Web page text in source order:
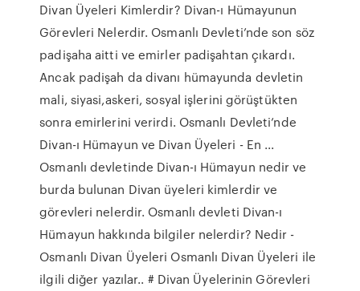
Divan Üyeleri Kimlerdir? Divan-ı Hümayunun
Görevleri Nelerdir. Osmanlı Devleti’nde son söz
padişaha aitti ve emirler padişahtan çıkardı.
Ancak padişah da divanı hümayunda devletin
mali, siyasi,askeri, sosyal işlerini görüştükten
sonra emirlerini verirdi. Osmanlı Devleti’nde
Divan-ı Hümayun ve Divan Üyeleri - En ...
Osmanlı devletinde Divan-ı Hümayun nedir ve
burda bulunan Divan üyeleri kimlerdir ve
görevleri nelerdir. Osmanlı devleti Divan-ı
Hümayun hakkında bilgiler nelerdir? Nedir -
Osmanlı Divan Üyeleri Osmanlı Divan Üyeleri ile
ilgili diğer yazılar.. # Divan Üyelerinin Görevleri